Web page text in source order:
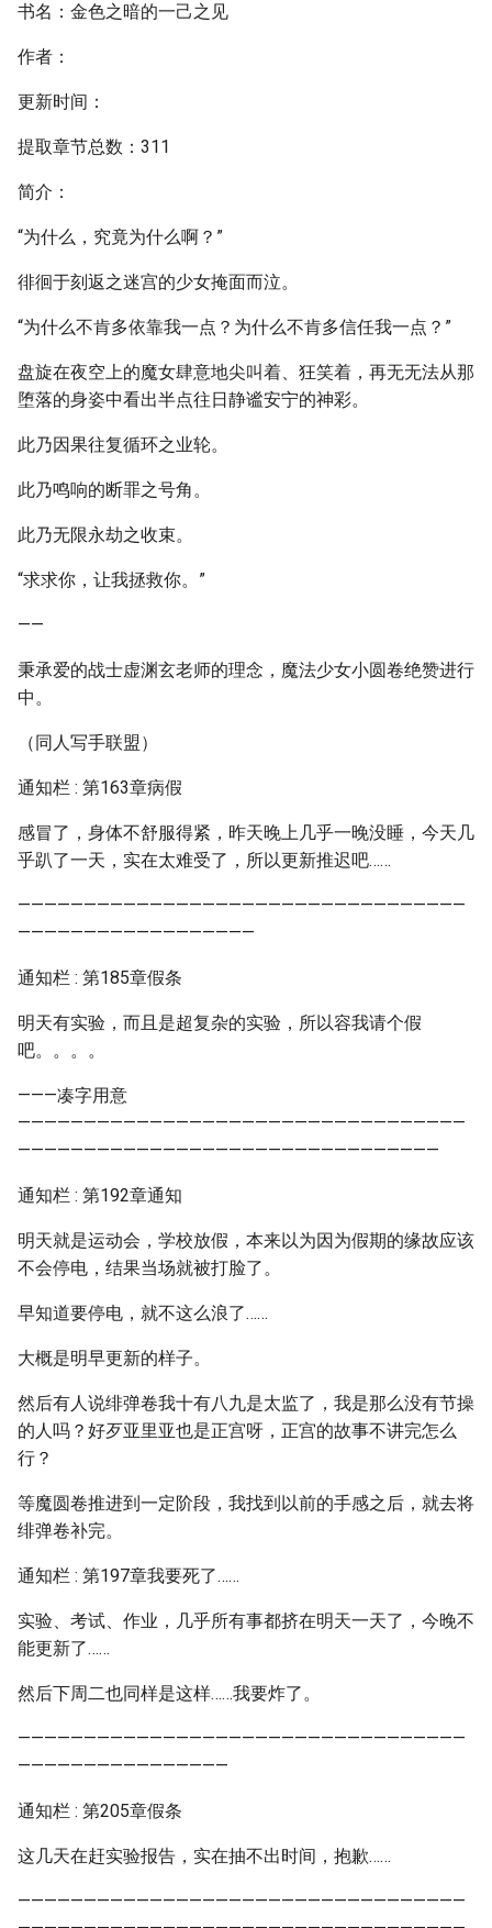
书名：金色之暗的一己之见
作者：
更新时间：
提取章节总数：311
简介：
“为什么，究竟为什么啊？”
徘徊于刻返之迷宫的少女掩面而泣。
“为什么不肯多依靠我一点？为什么不肯多信任我一点？”
盘旋在夜空上的魔女肆意地尖叫着、狂笑着，再无无法从那
堕落的身姿中看出半点往日静谧安宁的神彩。
此乃因果往复循环之业轮。
此乃鸣响的断罪之号角。
此乃无限永劫之收束。
“求求你，让我拯救你。”
——
秉承爱的战士虚渊玄老师的理念，魔法少女小圆卷绝赞进行
中。
（同人写手联盟）
通知栏 : 第163章病假
感冒了，身体不舒服得紧，昨天晚上几乎一晚没睡，今天几
乎趴了一天，实在太难受了，所以更新推迟吧……
——————————————————————————————————
——————————————————
通知栏 : 第185章假条
明天有实验，而且是超复杂的实验，所以容我请个假
吧。。。。
———凑字用意
——————————————————————————————————
————————————————————————————————
通知栏 : 第192章通知
明天就是运动会，学校放假，本来以为因为假期的缘故应该
不会停电，结果当场就被打脸了。
早知道要停电，就不这么浪了……
大概是明早更新的样子。
然后有人说绯弹卷我十有八九是太监了，我是那么没有节操
的人吗？好歹亚里亚也是正宫呀，正宫的故事不讲完怎么
行？
等魔圆卷推进到一定阶段，我找到以前的手感之后，就去将
绯弹卷补完。
通知栏 : 第197章我要死了……
实验、考试、作业，几乎所有事都挤在明天一天了，今晚不
能更新了……
然后下周二也同样是这样……我要炸了。
——————————————————————————————————
————————————————
通知栏 : 第205章假条
这几天在赶实验报告，实在抽不出时间，抱歉……
——————————————————————————————————